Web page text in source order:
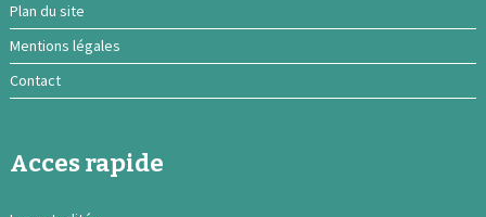
Plan du site
Mentions légales
Contact
Acces rapide